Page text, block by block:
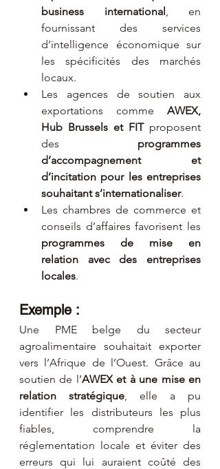
business international , en
fournissant des services
d’intelligence économique sur
les spécificités des marchés
locaux.
Les agences de soutien aux
exportations comme AWEX,
Hub Brussels et FIT proposent
des programmes
d’accompagnement et
d’incitation pour les entreprises
souhaitant s’internationaliser.
Les chambres de commerce et
programmes de mise en
relation avec des entreprises
locales.
Exemple :
Une PME belge du secteur
agroalimentaire souhaitait exporter
vers l’Afrique de l’Ouest. Grâce au
soutien de l’AWEX et à une mise en
relation stratégique , elle a pu
identifier les distributeurs les plus
fiables, comprendre la
réglementation locale et éviter des
erreurs qui lui auraient coûté des